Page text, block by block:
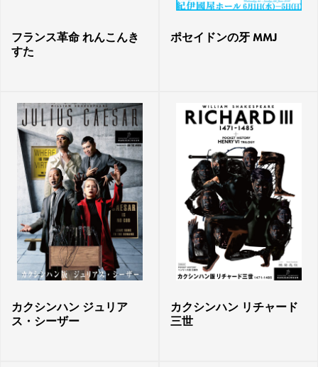
フランス革命 れんこんき
すた
ポセイドンの牙 MMJ
カクシンハン ジュリア
ス・シーザー
カクシンハン リチャード
三世